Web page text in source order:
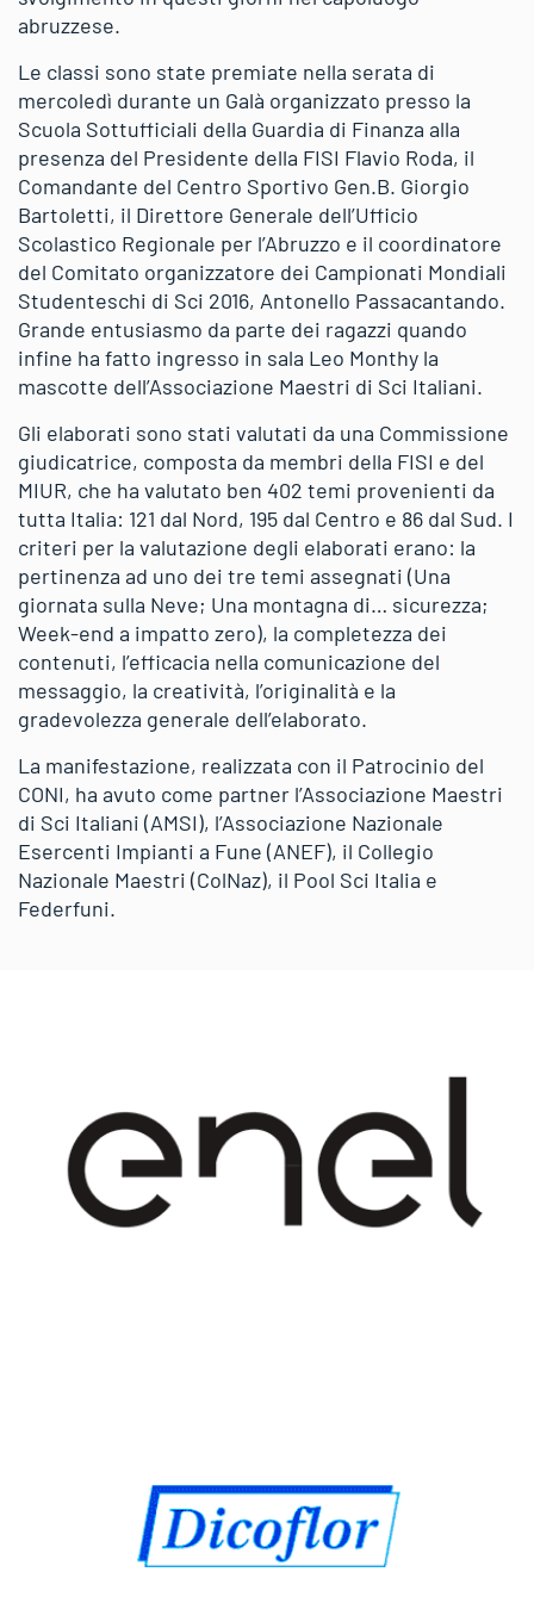
abruzzese.
Le classi sono state premiate nella serata di
mercoledì durante un Galà organizzato presso la
Scuola Sottufficiali della Guardia di Finanza alla
presenza del Presidente della FISI Flavio Roda, il
Comandante del Centro Sportivo Gen.B. Giorgio
Bartoletti, il Direttore Generale dell’Ufficio
Scolastico Regionale per l’Abruzzo e il coordinatore
del Comitato organizzatore dei Campionati Mondiali
Studenteschi di Sci 2016, Antonello Passacantando.
Grande entusiasmo da parte dei ragazzi quando
infine ha fatto ingresso in sala Leo Monthy la
mascotte dell’Associazione Maestri di Sci Italiani.
Gli elaborati sono stati valutati da una Commissione
giudicatrice, composta da membri della FISI e del
MIUR, che ha valutato ben 402 temi provenienti da
tutta Italia: 121 dal Nord, 195 dal Centro e 86 dal Sud. I
criteri per la valutazione degli elaborati erano: la
pertinenza ad uno dei tre temi assegnati (Una
giornata sulla Neve; Una montagna di… sicurezza;
Week-end a impatto zero), la completezza dei
contenuti, l’efficacia nella comunicazione del
messaggio, la creatività, l’originalità e la
gradevolezza generale dell’elaborato.
La manifestazione, realizzata con il Patrocinio del
CONI, ha avuto come partner l’Associazione Maestri
di Sci Italiani (AMSI), l’Associazione Nazionale
Esercenti Impianti a Fune (ANEF), il Collegio
Nazionale Maestri (ColNaz), il Pool Sci Italia e
Federfuni.